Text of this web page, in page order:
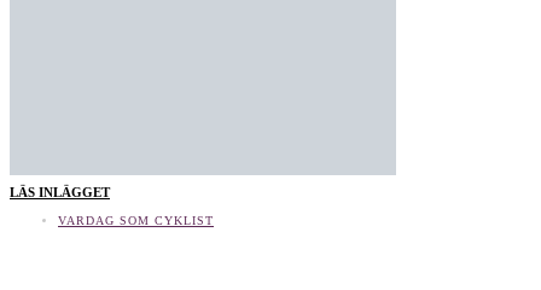
LÄS INLÄGGET
VARDAG SOM CYKLIST